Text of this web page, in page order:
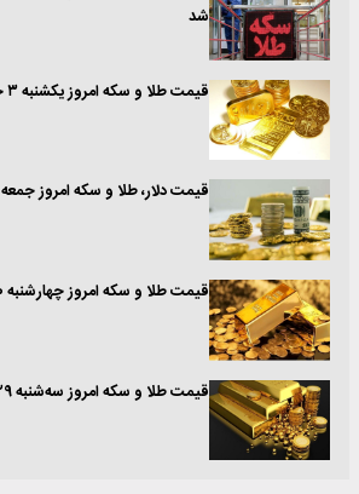
شد
قیمت طلا و سکه امروز یکشنبه ۳ خرداد ۱۴۰۵
قیمت دلار، طلا و سکه امروز جمعه ۱ خرداد ۱۴۰۵
قیمت طلا و سکه امروز چهارشنبه ۳۰ اردیبهشت ۱۴۰۵
قیمت طلا و سکه امروز سه‌شنبه ۲۹ اردیبهشت ۱۴۰۵